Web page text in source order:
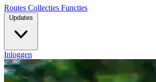
Routes Collecties Functies
Updates
Inloggen